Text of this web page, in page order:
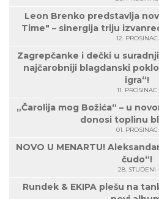
Leon Brenko predstavlja
Time" – sinergija triju
12. PROSINAC
Zagrepčanke i dečki u
najčarobniji blagdanski
igra“!
11. PROSINAC
„Čarolija mog Božića“ – u
donosi toplinu
01. PROSINAC
NOVO U MENARTU!
čudo“!
28. STUDENI
Rundek & EKIPA plešu na